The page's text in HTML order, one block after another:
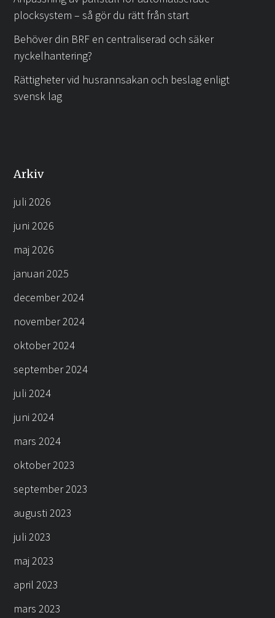
plocksystem – så gör du rätt från start
Behöver din BRF en centraliserad och säker
nyckelhantering?
Rättigheter vid husrannsakan och beslag enligt
svensk lag
Arkiv
juli 2026
juni 2026
maj 2026
januari 2025
december 2024
november 2024
oktober 2024
september 2024
juli 2024
juni 2024
mars 2024
oktober 2023
september 2023
augusti 2023
juli 2023
maj 2023
april 2023
mars 2023